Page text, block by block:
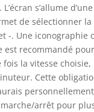
s’allume
de sélectionner la
-. Une iconographie
est recommandé
fois la vitesse
Cette
arrêt pour